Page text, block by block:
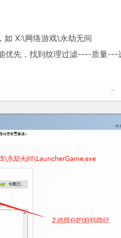
X:\网络游戏\永劫无间
优先，找到纹理过滤----质量---